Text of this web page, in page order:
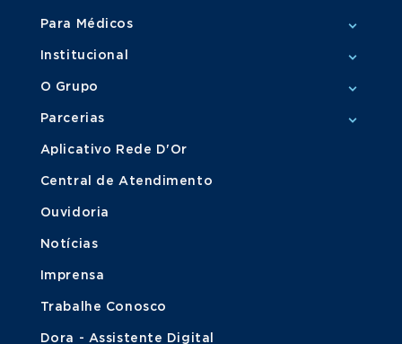
Para Médicos
Institucional
O Grupo
Parcerias
Aplicativo Rede D'Or
Central de Atendimento
Ouvidoria
Notícias
Imprensa
Trabalhe Conosco
Dora - Assistente Digital